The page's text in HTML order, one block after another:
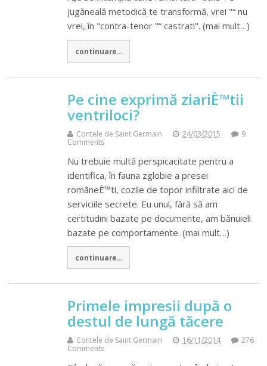
jugăneală metodică te transformă, vrei "“ nu
vrei, în "contra-tenor "“ castrati". (mai mult…)
continuare...
Pe cine exprimă ziariÈ™tii
ventriloci?
Contele de Saint Germain 24/03/2015
9
Comments
Nu trebuie multă perspicacitate pentru a
identifica, în fauna zglobie a presei
româneÈ™ti, cozile de topor infiltrate aici de
serviciile secrete. Eu unul, fără să am
certitudini bazate pe documente, am bănuieli
bazate pe comportamente. (mai mult…)
continuare...
Primele impresii după o
destul de lungă tăcere
Contele de Saint Germain 16/11/2014
276
Comments